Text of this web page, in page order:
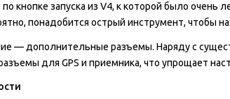
кнопке запуска из V4, к которой было очень
понадобится острый инструмент, чтобы
— дополнительные разъемы. Наряду с
для GPS и приемника, что упрощает